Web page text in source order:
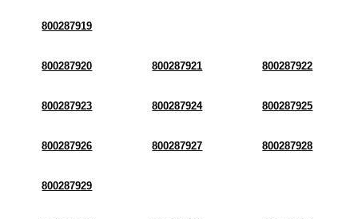
800287919
800287920 800287921 800287922
800287923 800287924 800287925
800287926 800287927 800287928
800287929